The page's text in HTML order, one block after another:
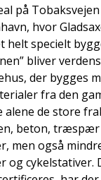
på Tobaksvejen
hvor
helt specielt
bliver
der bygges
fra den
alene de store
beton,
men også
og cykelstativer.